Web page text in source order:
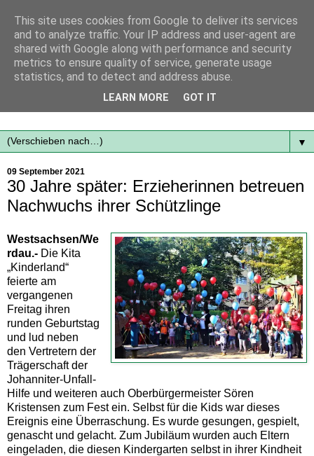
Mit frischen Themen aus der Region immer auf dem
▼
09 September 2021
30 Jahre später: Erzieherinnen betreuen
Nachwuchs ihrer Schützlinge
Westsachsen/We
rdau.- Die Kita
„Kinderland“
feierte am
vergangenen
Freitag ihren
runden Geburtstag
und lud neben
den Vertretern der
Trägerschaft der
Johanniter-Unfall-
Hilfe und weiteren auch Oberbürgermeister Sören
Kristensen zum Fest ein. Selbst für die Kids war dieses
Ereignis eine Überraschung. Es wurde gesungen, gespielt,
genascht und gelacht. Zum Jubiläum wurden auch Eltern
eingeladen, die diesen Kindergarten selbst in ihrer Kindheit
This site uses cookies from Google to deliver its services
and to analyze traffic. Your IP address and user-agent are
shared with Google along with performance and security
metrics to ensure quality of service, generate usage
statistics, and to detect and address abuse.
LEARN MORE GOT IT